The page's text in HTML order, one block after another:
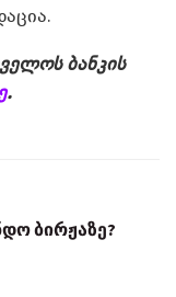
ბანკის
.
ბირჟაზე?